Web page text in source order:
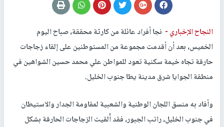
النجاح الإخباري - نجا أفراد عائلة من كارثة محققة، صباح اليوم
الخميس، بعد أن أقدمت مجموعة من المستوطنين على إلقاء زجاجات
حارقة تجاه خيمة سكنية تعود للمواطن علي محمد حسين الشواهين في
منطقة الجوايا شرق مدينة يطا جنوب الخليل.
وأفاد به منسق اللجان الوطنية والشعبية لمقاومة الجدار والاستيطان
في جنوب الخليل، راتب الجبور، فقد أُلقيت الزجاجات الحارقة بشكل